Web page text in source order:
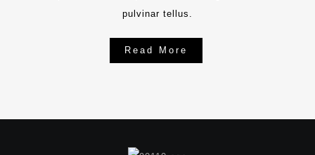
pulvinar tellus.
Read More